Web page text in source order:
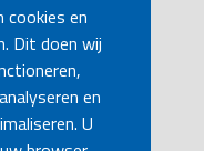
cookies en
Dit doen wij
en
U